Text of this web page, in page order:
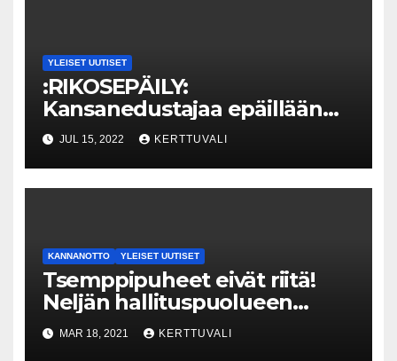
YLEISET UUTISET
:RIKOSEPÄILY:
Kansanedustajaa epäillään
seksuaalirikoksesta –
Keskusrikospoliisi käynnisti
esitutkinnan
JUL 15, 2022 KERTTUVALI
KANNANOTTO YLEISET UUTISET
Tsemppipuheet eivät riitä!
Neljän hallituspuolueen
nuoriso- ja opiskelijajärjestöt
vaativat riihessä toimia
MAR 18, 2021 KERTTUVALI